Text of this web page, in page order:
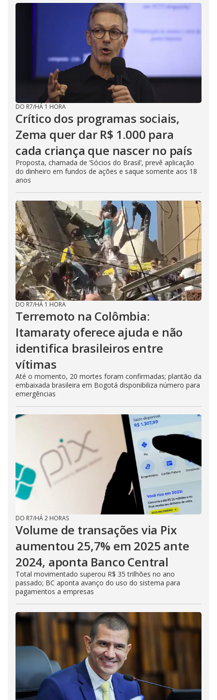
DO R7/HÁ 1 HORA
Crítico dos programas sociais,
Zema quer dar R$ 1.000 para
cada criança que nascer no país
Proposta, chamada de ‘Sócios do Brasil’, prevê aplicação
do dinheiro em fundos de ações e saque somente aos 18
anos
DO R7/HÁ 1 HORA
Terremoto na Colômbia:
Itamaraty oferece ajuda e não
identifica brasileiros entre
vítimas
Até o momento, 20 mortes foram confirmadas; plantão da
embaixada brasileira em Bogotá disponibiliza número para
emergências
DO R7/HÁ 2 HORAS
Volume de transações via Pix
aumentou 25,7% em 2025 ante
2024, aponta Banco Central
Total movimentado superou R$ 35 trilhões no ano
passado; BC aponta avanço do uso do sistema para
pagamentos a empresas